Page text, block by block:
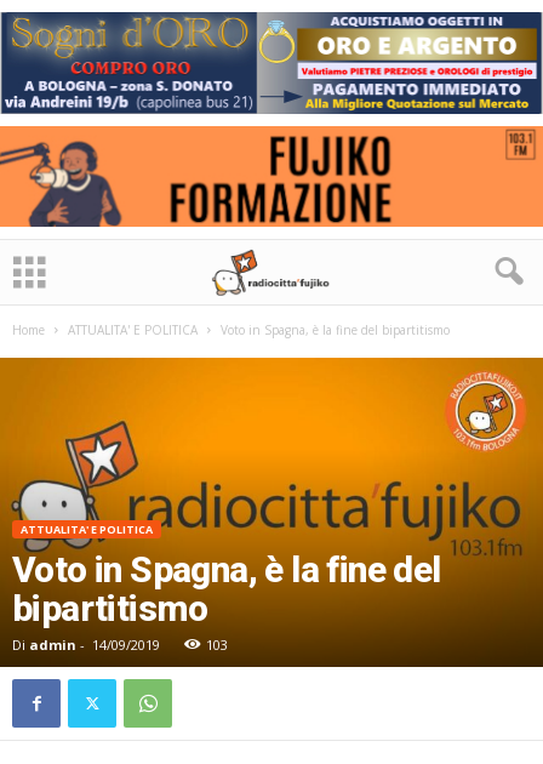
Home ATTUALITA' E POLITICA Voto in Spagna, è la fine del bipartitismo
ATTUALITA' E POLITICA
Voto in Spagna, è la fine del
bipartitismo
Di admin - 14/09/2019 103